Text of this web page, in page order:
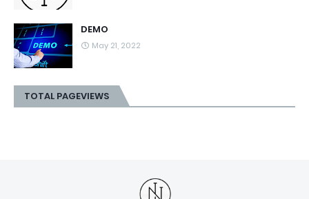
DEMO
May 21, 2022
TOTAL PAGEVIEWS